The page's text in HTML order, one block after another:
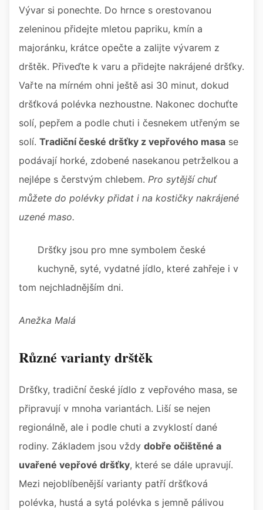
Vývar si ponechte. Do hrnce s orestovanou
zeleninou přidejte mletou papriku, kmín a
majoránku, krátce opečte a zalijte vývarem z
drštěk. Přiveďte k varu a přidejte nakrájené dršťky.
Vařte na mírném ohni ještě asi 30 minut, dokud
dršťková polévka nezhoustne. Nakonec dochuťte
solí, pepřem a podle chuti i česnekem utřeným se
solí. Tradiční české dršťky z vepřového masa se
podávají horké, zdobené nasekanou petrželkou a
nejlépe s čerstvým chlebem. Pro sytější chuť
můžete do polévky přidat i na kostičky nakrájené
uzené maso.
Dršťky jsou pro mne symbolem české
kuchyně, syté, vydatné jídlo, které zahřeje i v
tom nejchladnějším dni.
Anežka Malá
Různé varianty drštěk
Dršťky, tradiční české jídlo z vepřového masa, se
připravují v mnoha variantách. Liší se nejen
regionálně, ale i podle chuti a zvyklostí dané
rodiny. Základem jsou vždy dobře očištěné a
uvařené vepřové dršťky, které se dále upravují.
Mezi nejoblíbenější varianty patří dršťková
polévka, hustá a sytá polévka s jemně pálivou